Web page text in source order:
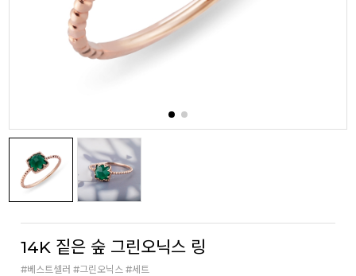
14K 짙은 숲 그린오닉스 링
#베스트셀러 #그린오닉스 #세트